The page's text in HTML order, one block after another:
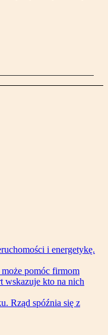
i energetykę.
pomóc firmom
wskazuje kto na nich
Rząd spóźnia się z